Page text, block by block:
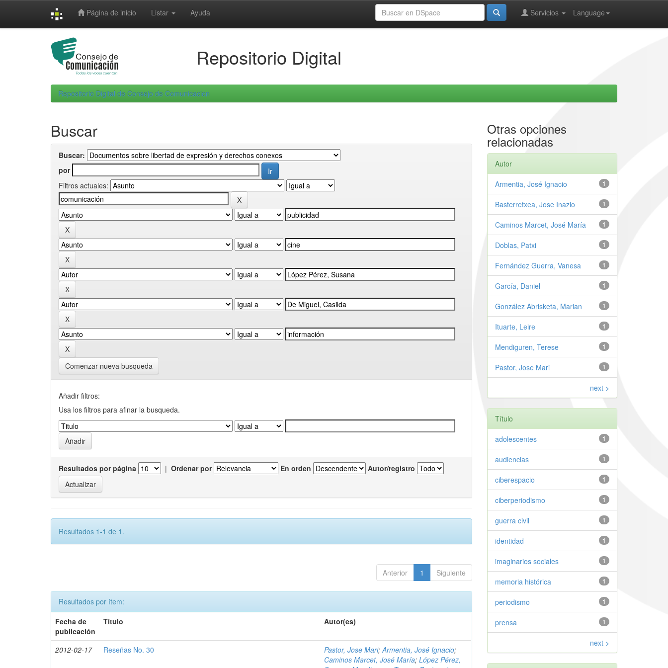
Página de inicio Listar Ayuda Language
Servicios
Repositorio Digital
Repositorio Digital de Consejo de Comunicacion
Buscar
Buscar:
por
Filtros actuales:
Comenzar nueva busqueda
Añadir filtros:
Usa los filtros para afinar la busqueda.
Resultados por página | Ordenar por En orden Autor/registro
Resultados 1-1 de 1.
Anterior 1 Siguiente
Resultados por ítem:
Fecha de
publicación
Título Autor(es)
2012-02-17 Reseñas No. 30 Pastor, Jose Mari;Armentia, José Ignacio;
Caminos Marcet, José María;López Pérez,
Otras opciones
relacionadas
Autor
1
Armentia, José Ignacio
1
Basterretxea, Jose Inazio
1
Caminos Marcet, José María
1
Doblas, Patxi
1
Fernández Guerra, Vanesa
1
García, Daniel
1
González Abrisketa, Marian
1
Ituarte, Leire
1
Mendiguren, Terese
1
Pastor, Jose Mari
next >
Título
1
adolescentes
1
audiencias
1
ciberespacio
1
ciberperiodismo
1
guerra civil
1
identidad
1
imaginarios sociales
1
memoria histórica
1
periodismo
1
prensa
next >